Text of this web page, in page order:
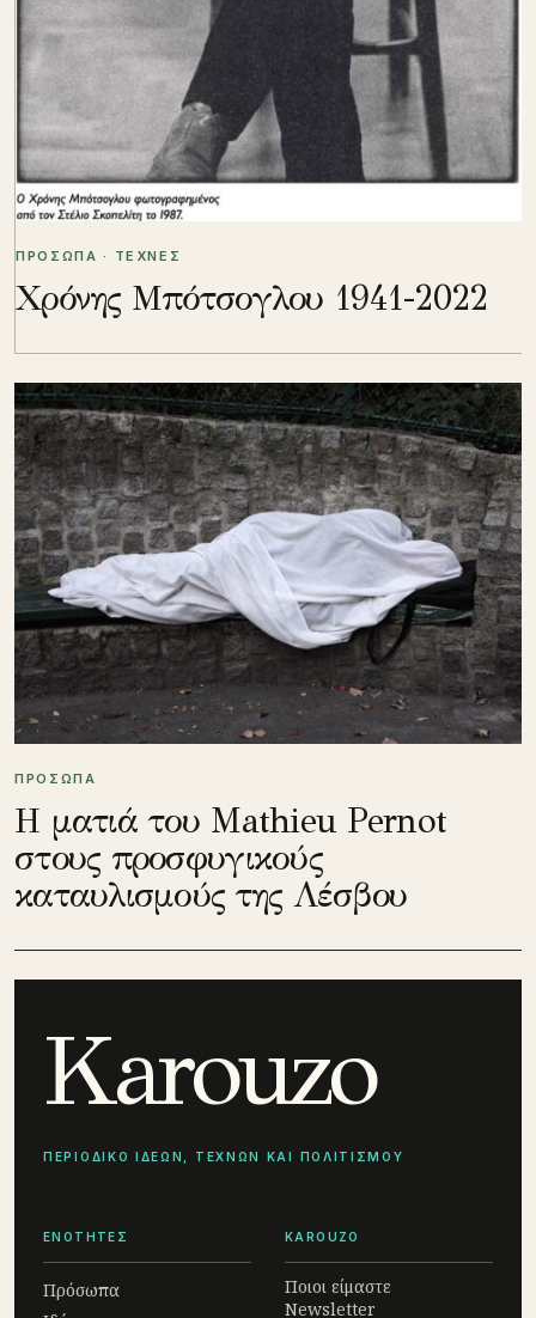
ΠΡΟΣΩΠΑ · ΤΕΧΝΕΣ
Χρόνης Μπότσογλου 1941-2022
ΠΡΟΣΩΠΑ
Η ματιά του Mathieu Pernot
στους προσφυγικούς
καταυλισμούς της Λέσβου
Karouzo
ΠΕΡΙΟΔΙΚΟ ΙΔΕΩΝ, ΤΕΧΝΩΝ ΚΑΙ ΠΟΛΙΤΙΣΜΟΥ
ΕΝΟΤΗΤΕΣ
Πρόσωπα
KAROUZO
Ποιοι είμαστε
Newsletter